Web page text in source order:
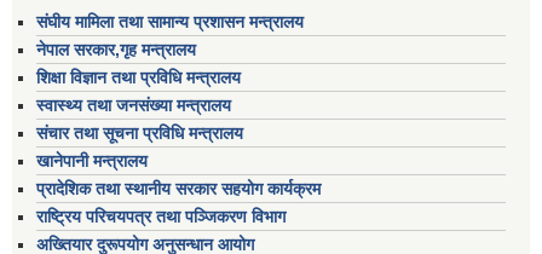
संघीय मामिला तथा सामान्य प्रशासन मन्त्रालय
नेपाल सरकार,गृह मन्त्रालय
शिक्षा विज्ञान तथा प्रविधि मन्त्रालय
स्वास्थ्य तथा जनसंख्या मन्त्रालय
संचार तथा सूचना प्रविधि मन्त्रालय
खानेपानी मन्त्रालय
प्रादेशिक तथा स्थानीय सरकार सहयोग कार्यक्रम
राष्ट्रिय परिचयपत्र तथा पञ्जिकरण विभाग
अख्तियार दुरूपयोग अनुसन्धान आयोग